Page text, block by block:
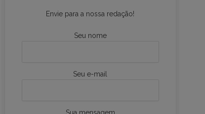
Envie para a nossa redação!
Seu nome
Seu e-mail